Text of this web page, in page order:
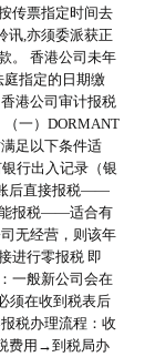
传票指定时间去
讯,亦须委派获正
。 香港公司未年
庭指定的日期缴
港公司审计报税
一）DORMANT
足以下条件适
行出入记录（银
后直接报税——
能报税——适合有
无经营，则该年
进行零报税 即
一般新公司会在
须在收到税表后
税办理流程：收
费用→到税局办